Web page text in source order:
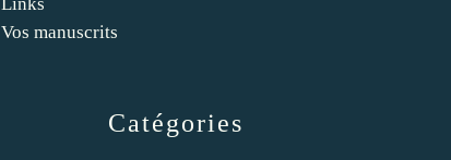
Catégories
Vos manuscrits